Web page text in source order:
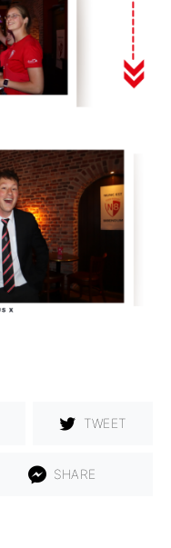
TWEET
SHARE